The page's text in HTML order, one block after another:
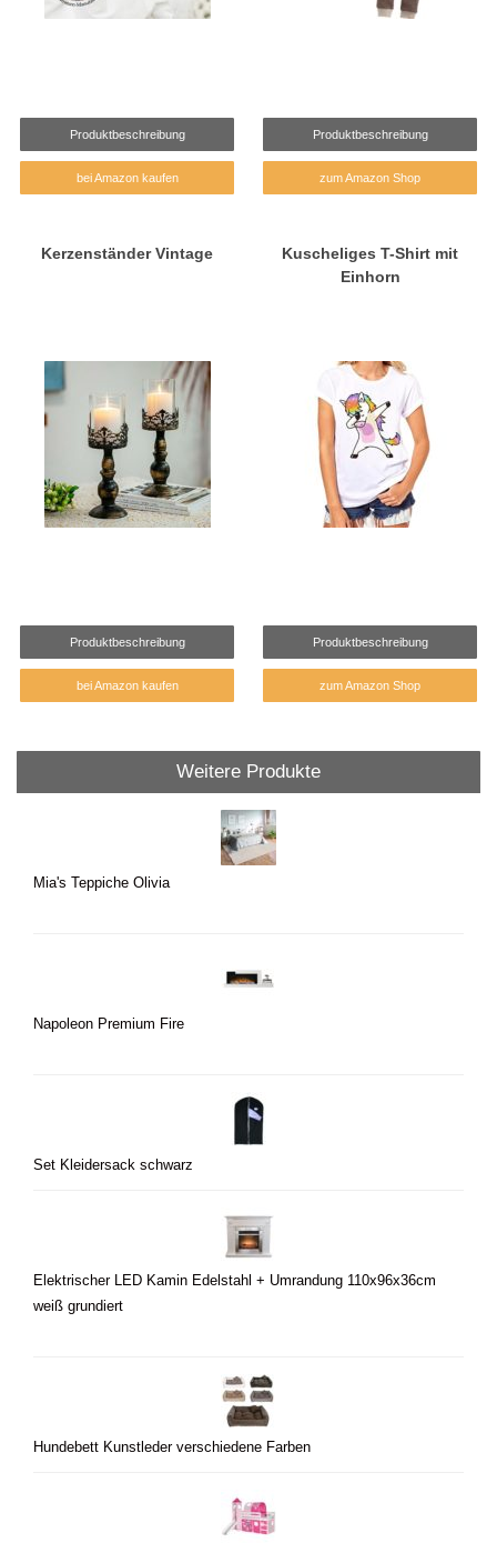
Produktbeschreibung
bei Amazon kaufen
Produktbeschreibung
zum Amazon Shop
Kerzenständer Vintage
Produktbeschreibung
bei Amazon kaufen
Kuscheliges T-Shirt mit
Einhorn
Produktbeschreibung
zum Amazon Shop
Weitere Produkte
Mia's Teppiche Olivia
Napoleon Premium Fire
Set Kleidersack schwarz
Elektrischer LED Kamin Edelstahl + Umrandung 110x96x36cm
weiß grundiert
Hundebett Kunstleder verschiedene Farben